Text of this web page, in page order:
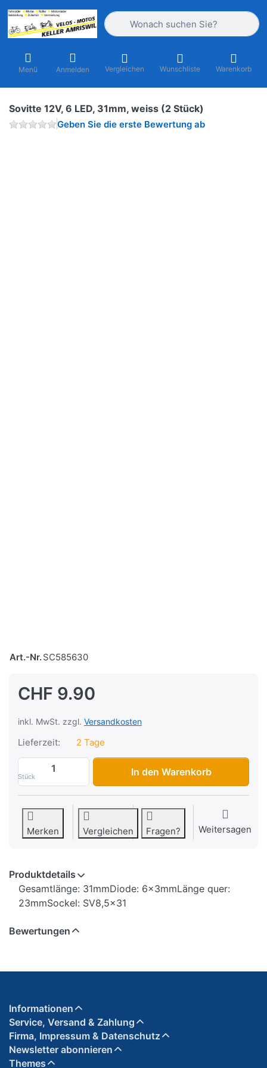
Geben Sie einen Suchbegriff ein.
Menü Anmelden Vergleichen Wunschliste Warenkorb
Sovitte 12V, 6 LED, 31mm, weiss (2 Stück)
Geben Sie die erste Bewertung ab
Art.-Nr.SC585630
CHF 9.90
inkl. MwSt. zzgl. Versandkosten
Lieferzeit: 2 Tage
Stück
Sovitte 12V, 6 LED, 31mm, weiss (2
In den Warenkorb
Merken Vergleichen Fragen? Weitersagen
Produktdetails
Gesamtlänge: 31mmDiode: 6x3mmLänge quer:
23mmSockel: SV8,5x31
Bewertungen
Informationen
Service, Versand & Zahlung
Firma, Impressum & Datenschutz
Newsletter abonnieren
Themes